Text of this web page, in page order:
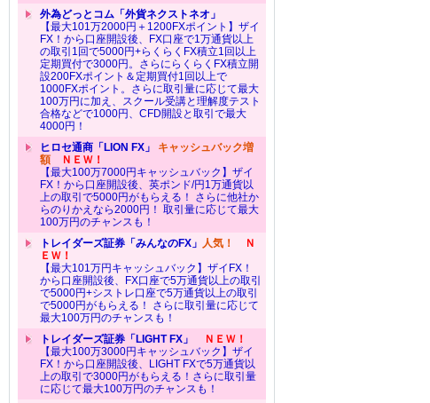
外為どっとコム「外貨ネクストネオ」
【最大101万2000円＋1200FXポイント】ザイ
FX！から口座開設後、FX口座で1万通貨以上
の取引1回で5000円+らくらくFX積立1回以上
定期買付で3000円。さらにらくらくFX積立開
設200FXポイント＆定期買付1回以上で
1000FXポイント。さらに取引量に応じて最大
100万円に加え、スクール受講と理解度テスト
合格などで1000円、CFD開設と取引で最大
4000円！
ヒロセ通商「LION FX」 キャッシュバック増
額ＮＥＷ！
【最大100万7000円キャッシュバック】ザイ
FX！から口座開設後、英ポンド/円1万通貨以
上の取引で5000円がもらえる！ さらに他社か
らのりかえなら2000円！ 取引量に応じて最大
100万円のチャンスも！
トレイダーズ証券「みんなのFX」 人気！
Ｎ
ＥＷ！
【最大101万円キャッシュバック】ザイFX！
から口座開設後、FX口座で5万通貨以上の取引
で5000円+シストレ口座で5万通貨以上の取引
で5000円がもらえる！ さらに取引量に応じて
最大100万円のチャンスも！
トレイダーズ証券「LIGHT FX」
ＮＥＷ！
【最大100万3000円キャッシュバック】ザイ
FX！から口座開設後、LIGHT FXで5万通貨以
上の取引で3000円がもらえる！さらに取引量
に応じて最大100万円のチャンスも！